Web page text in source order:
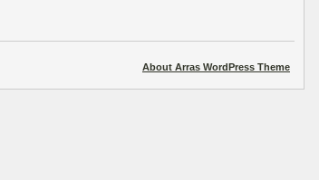
About Arras WordPress Theme